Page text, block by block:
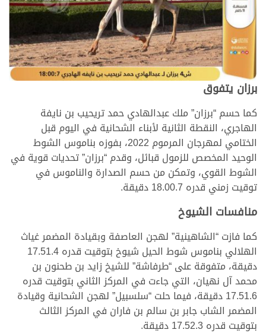
برزان يتفوق
كما حسم “برزان” ملك عبدالهادي حمد تريحيب بن نايفة
الهاجري، النقطة الثانية لأبناء الشحانية في اليوم قبل
الختامي لمهرجان المرموم 2022، بفوزه بناموس الشوط
الوحيد المخصص للزمول قبائل، وقدم “برزان” تحديات قوية في
الشوط القوي، وتمكن من حسم الصدارة والناموس في
توقيت زمني قدره 18.00.7 دقيقة.
منافسات الشيوخ
كما فازت “الشاهينية” لهجن العاصفة وبقيادة المضمر غياث
الهلالي بناموس شوط الحيل شيوخ بتوقيت قدره 17.51.4
دقيقة، متفوقة على “طرفاشة” للشيخ زايد بن طحنون بن
محمد آل نهيان، التي جاءت في المركز الثاني بتوقيت قدره
17.51.6 دقيقة، فيما حلت “سلسبيل” لهجن الشحانية وقيادة
المضمر الشاب جابر بن سالم بن فاران في المركز الثالث
بتوقيت قدره 17.52.3 دقيقة.